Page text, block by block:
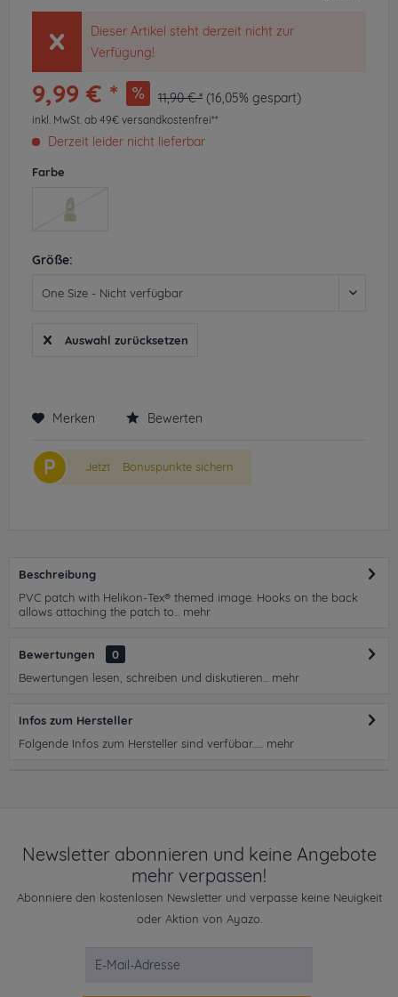
Dieser Artikel steht derzeit nicht zur
Verfügung!
9,99 € * 11,90 € * (16,05% gespart)
inkl. MwSt. ab 49€ versandkostenfrei**
Derzeit leider nicht lieferbar
Farbe
Größe:
Auswahl zurücksetzen
Merken Bewerten
P Jetzt Bonuspunkte sichern
Beschreibung
PVC patch with Helikon-Tex® themed image. Hooks on the back
allows attaching the patch to...
mehr
Bewertungen
0
Bewertungen lesen, schreiben und diskutieren...
mehr
Infos zum Hersteller
Folgende Infos zum Hersteller sind verfübar...... mehr
Newsletter abonnieren und keine Angebote
mehr verpassen!
Abonniere den kostenlosen Newsletter und verpasse keine Neuigkeit
oder Aktion von Ayazo.